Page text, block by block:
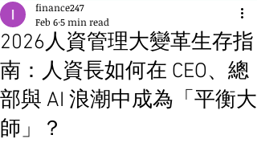
2026人資管理大變革生存指
南：人資長如何在 CEO、總
部與 AI 浪潮中成為「平衡大
師」？
finance247
Feb 65 min read